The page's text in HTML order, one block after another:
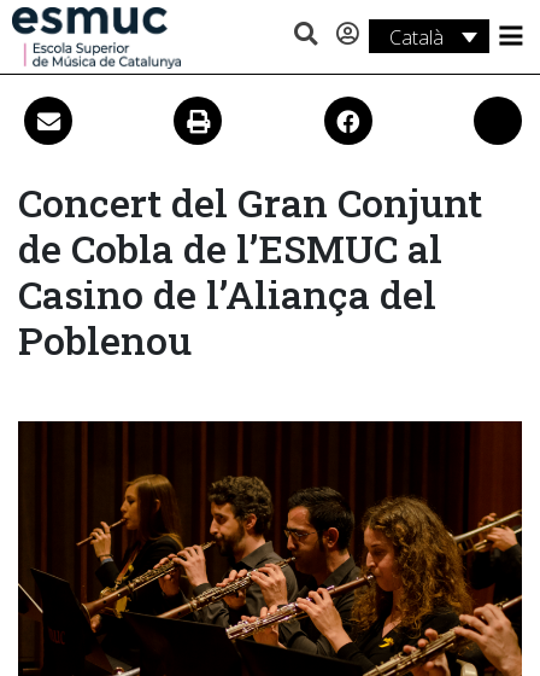
Català
Estudis
Recerca
Activitats
Concert del Gran Conjunt
de Cobla de l’ESMUC al
Casino de l’Aliança del
Poblenou